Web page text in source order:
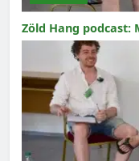
Zöld Hang